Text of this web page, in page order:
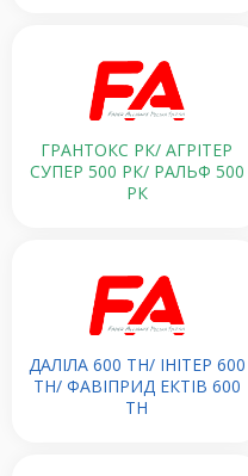
ГРАНТОКС РК/ АГРІТЕР
СУПЕР 500 РК/ РАЛЬФ 500
РК
ДАЛІЛА 600 ТН/ ІНІТЕР 600
ТН/ ФАВІПРИД ЕКТІВ 600
ТН